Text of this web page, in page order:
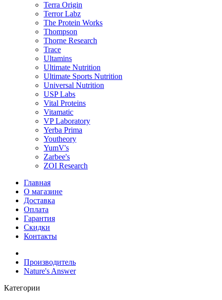
Terra Origin
Terror Labz
The Protein Works
Thompson
Thorne Research
Trace
Ultamins
Ultimate Nutrition
Ultimate Sports Nutrition
Universal Nutrition
USP Labs
Vital Proteins
Vitamatic
VP Laboratory
Yerba Prima
Youtheory
YumV's
Zarbee's
ZOI Research
Главная
О магазине
Доставка
Оплата
Гарантия
Скидки
Контакты
Производитель
Nature's Answer
Категории